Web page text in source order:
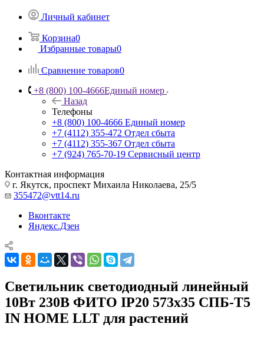
Личный кабинет
Корзина0
Избранные товары0
Сравнение товаров0
+8 (800) 100-4666Единый номер
Назад
Телефоны
+8 (800) 100-4666 Единый номер
+7 (4112) 355-472 Отдел сбыта
+7 (4112) 355-367 Отдел сбыта
+7 (924) 765-70-19 Сервисный центр
Контактная информация
г. Якутск, проспект Михаила Николаева, 25/5
355472@vtt14.ru
Вконтакте
Яндекс.Дзен
Светильник светодиодный линейный
10Вт 230В ФИТО IP20 573х35 СПБ-Т5
IN HOME LLT для растений